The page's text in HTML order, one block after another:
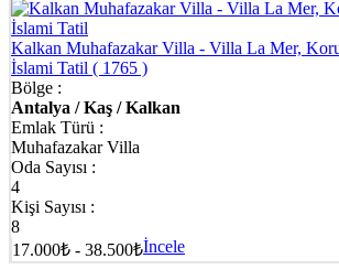
Kalkan Muhafazakar Villa - Villa La Mer,
İslami Tatil ( 1765 )
Bölge :
Antalya / Kaş / Kalkan
Emlak Türü :
Muhafazakar Villa
Oda Sayısı :
4
Kişi Sayısı :
8
17.000₺ - 38.500₺İncele